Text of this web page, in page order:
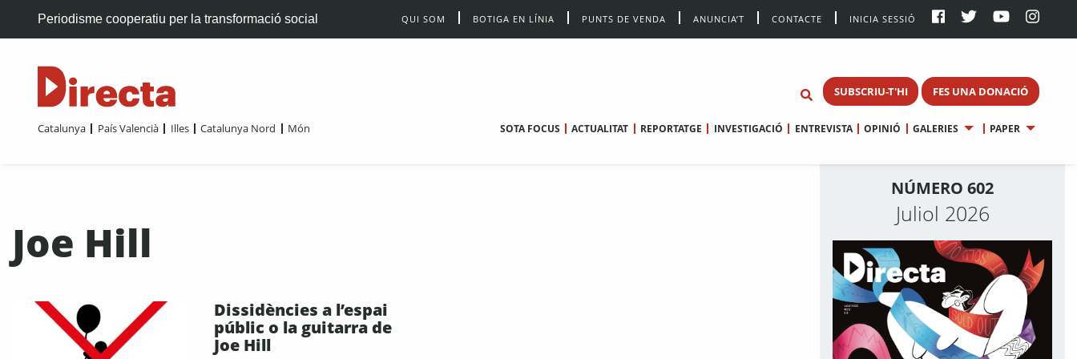
Periodisme cooperatiu per la transformació social QUI SOM BOTIGA EN LÍNIA PUNTS DE VENDA ANUNCIA’T CONTACTE INICIA SESSIÓ
SUBSCRIU-T'HI FES UNA DONACIÓ
Catalunya País Valencià Illes Catalunya Nord Món SOTA FOCUS ACTUALITAT REPORTATGE INVESTIGACIÓ ENTREVISTA OPINIÓ GALERIES PAPER
Joe Hill
Dissidències a l’espai
públic o la guitarra de
Joe Hill
NÚMERO 602
Juliol 2026